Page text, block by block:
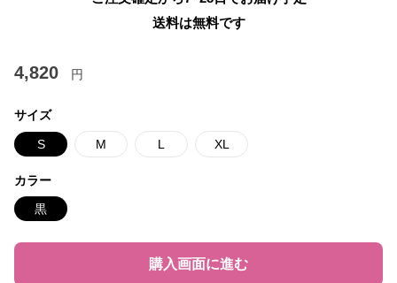
送料は無料です
4,820 円
サイズ
S M L XL
カラー
黒
購入画面に進む